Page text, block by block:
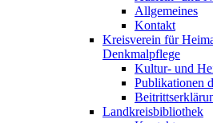
Allgemeines
Kontakt
Kreisverein für
Denkmalpflege
Kultur- und
Publikationen
Landkreisbibliothek